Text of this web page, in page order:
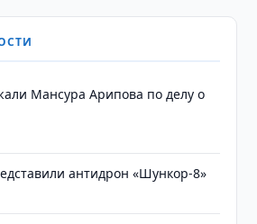
Мансура Арипова по делу о
антидрон «Шункор-8»